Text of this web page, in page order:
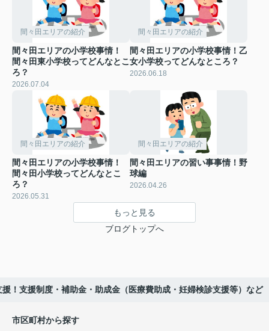
間々田エリアの紹介
間々田エリアの小学校事情！
間々田東小学校ってどんなとこ
ろ？
2026.07.04
間々田エリアの紹介
間々田エリアの小学校事情！乙
女小学校ってどんなところ？
2026.06.18
間々田エリアの紹介
間々田エリアの小学校事情！
間々田小学校ってどんなとこ
ろ？
2026.05.31
間々田エリアの紹介
間々田エリアの習い事事情！野
球編
2026.04.26
もっと見る
ブログトップへ
！支援制度・補助金・助成金（医療費助成・妊婦検診支援等）など
市区町村から探す